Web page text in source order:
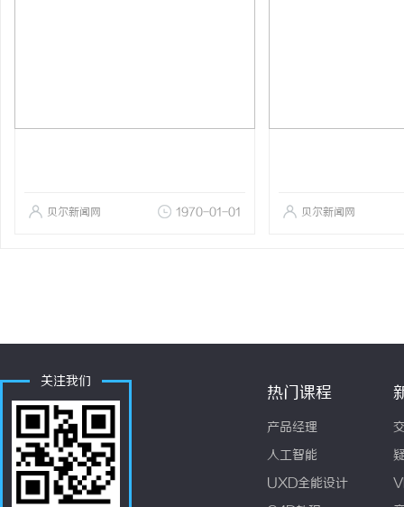
贝尔新闻网 1970-01-01 贝尔新闻网
关注我们
热门课程
产品经理
人工智能
UXD全能设计